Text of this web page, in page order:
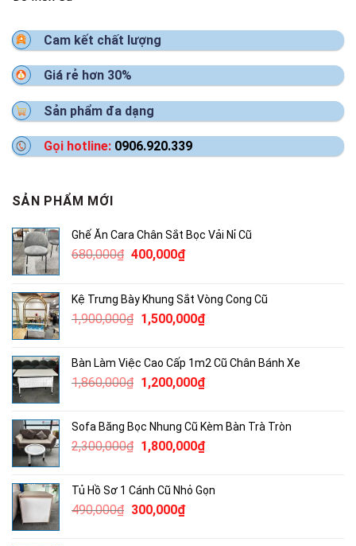
Cam kết chất lượng
Giá rẻ hơn 30%
Sản phẩm đa dạng
Gọi hotline: 0906.920.339
SẢN PHẨM MỚI
Ghế Ăn Cara Chân Sắt Bọc Vải Nỉ Cũ
680,000₫ Giá
680,000₫.
400,000₫Giá
là:
400,000₫.
Kệ Trưng Bày Khung Sắt Vòng Cong Cũ
1,900,000₫ Giá
1,900,000₫.
1,500,000₫Giá
là:
1,500,000₫.
Bàn Làm Việc Cao Cấp 1m2 Cũ Chân Bánh Xe
1,860,000₫ Giá
1,860,000₫.
1,200,000₫Giá
là:
1,200,000₫.
Sofa Băng Bọc Nhung Cũ Kèm Bàn Trà Tròn
2,300,000₫ Giá
2,300,000₫.
1,800,000₫Giá
là:
Tủ Hồ Sơ 1 Cánh Cũ Nhỏ Gọn
490,000₫ Giá
300,000₫Giá